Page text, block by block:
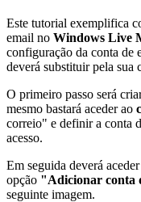
Este tutorial exemplifica
email no Windows Live
configuração da conta de
deverá substituir pela sua
O primeiro passo será
mesmo bastará aceder ao
correio" e definir a conta
acesso.
Em seguida deverá
opção "Adicionar conta
seguinte imagem.